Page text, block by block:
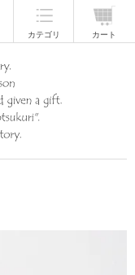
カテゴリ カート